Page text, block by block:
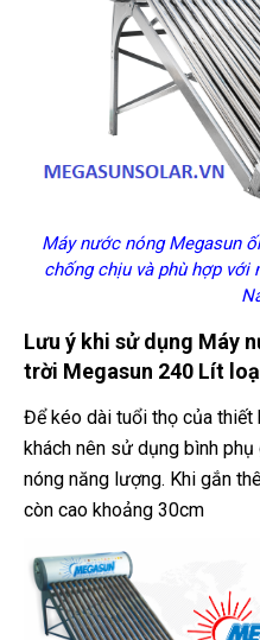
Máy nước nóng Megasun
chống chịu và phù hợp
Lưu ý khi sử dụng Máy
trời Megasun 240 Lít
Để kéo dài tuổi thọ của thiết
khách nên sử dụng bình
nóng năng lượng. Khi gắn
còn cao khoảng 30cm